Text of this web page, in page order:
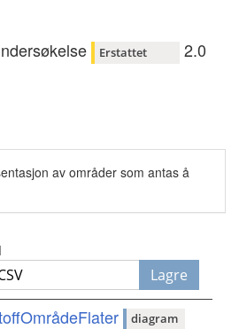
Erstattet 2.0
av områder som antas å
Lagre
diagram